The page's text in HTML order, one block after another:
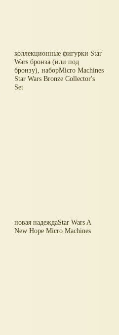
коллекционные фигурки Star
Wars бронза (или под
бронзу), наборMicro Machines
Star Wars Bronze Collector's
Set
новая надеждаStar Wars A
New Hope Micro Machines